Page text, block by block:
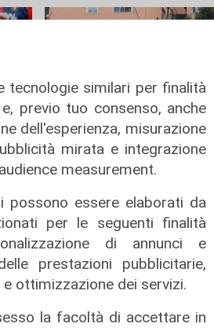
tecnologie similari per finalità
previo tuo consenso, anche
dell'esperienza, misurazione
mirata e integrazione
measurement.
possono essere elaborati da
per le seguenti finalità
di annunci e
prestazioni pubblicitarie,
ottimizzazione dei servizi.
la facoltà di accettare in
e
Protesta
Sampdoria, sit in a
tifosi contro
proprietà e
dirigenti: "Il
nostro obiettivo è
liberarci di voi"
di R.S.